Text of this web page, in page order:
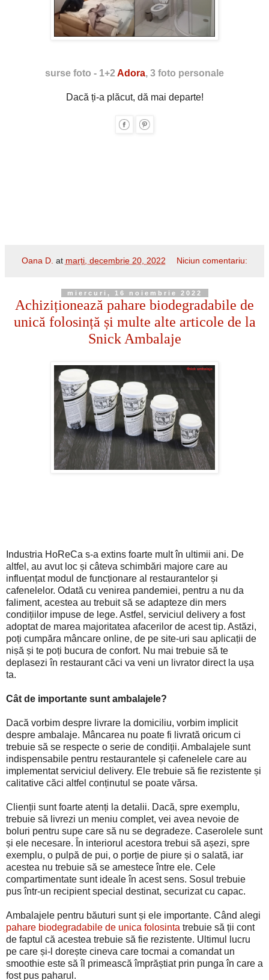
surse foto - 1+2 Adora, 3 foto personale
Dacă ți-a plăcut, dă mai departe!
Oana D. at marți, decembrie 20, 2022 Niciun comentariu:
miercuri, 16 noiembrie 2022
Achiziționează pahare biodegradabile de
unică folosință și multe alte articole de la
Snick Ambalaje
Industria HoReCa s-a extins foarte mult în ultimii ani. De
altfel, au avut loc și câteva schimbări majore care au
influențat modul de funcționare al restaurantelor și
cafenelelor. Odată cu venirea pandemiei, pentru a nu da
faliment, acestea au trebuit să se adapteze din mers
condițiilor impuse de lege. Astfel, serviciul delivery a fost
adoptat de marea majoritatea afacerilor de acest tip. Astăzi,
poți cumpăra mâncare online, de pe site-uri sau aplicații de
nișă și te poți bucura de confort. Nu mai trebuie să te
deplasezi în restaurant căci va veni un livrator direct la ușa
ta.
Cât de importante sunt ambalajele?
Dacă vorbim despre livrare la domiciliu, vorbim implicit
despre ambalaje. Mâncarea nu poate fi livrată oricum ci
trebuie să se respecte o serie de condiții. Ambalajele sunt
indispensabile pentru restaurantele și cafenelele care au
implementat serviciul delivery. Ele trebuie să fie rezistente și
calitative căci altfel conținutul se poate vărsa.
Clienții sunt foarte atenți la detalii. Dacă, spre exemplu,
trebuie să livrezi un meniu complet, vei avea nevoie de
boluri pentru supe care să nu se degradeze. Caserolele sunt
și ele necesare. În interiorul acestora trebui să așezi, spre
exemplu, o pulpă de pui, o porție de piure și o salată, iar
acestea nu trebuie să se amestece între ele. Cele
compartimentate sunt ideale în acest sens. Sosul trebuie
pus într-un recipient special destinat, securizat cu capac.
Ambalajele pentru băuturi sunt și ele importante. Când alegi
pahare biodegradabile de unica folosinta trebuie să ții cont
de faptul că acestea trebuie să fie rezistente. Ultimul lucru
pe care și-l dorește cineva care tocmai a comandat un
smoothie este să îl primească împrăștiat prin punga în care a
fost pus paharul.